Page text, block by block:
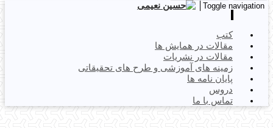
Toggle navigation
کتب
مقالات در همایش ها
مقالات در نشریات
زمینه های آموزشی و طرح های تحقیقاتی
پایان نامه ها
دروس
تماس با ما